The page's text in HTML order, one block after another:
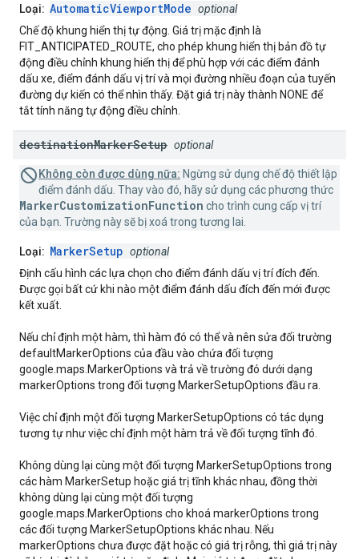
Loại: AutomaticViewportMode optional
Chế độ khung hiển thị tự động. Giá trị mặc định là
FIT_ANTICIPATED_ROUTE, cho phép khung hiển thị bản đồ tự
động điều chỉnh khung hiển thị để phù hợp với các điểm đánh
dấu xe, điểm đánh dấu vị trí và mọi đường nhiều đoạn của tuyến
đường dự kiến có thể nhìn thấy. Đặt giá trị này thành NONE để
tắt tính năng tự động điều chỉnh.
destinationMarkerSetup optional
Không còn được dùng nữa: Ngừng sử dụng chế độ thiết lập
điểm đánh dấu. Thay vào đó, hãy sử dụng các phương thức
MarkerCustomizationFunction cho trình cung cấp vị trí
của bạn. Trường này sẽ bị xoá trong tương lai.
Loại: MarkerSetup optional
Định cấu hình các lựa chọn cho điểm đánh dấu vị trí đích đến.
Được gọi bất cứ khi nào một điểm đánh dấu đích đến mới được
kết xuất.
Nếu chỉ định một hàm, thì hàm đó có thể và nên sửa đổi trường
defaultMarkerOptions của đầu vào chứa đối tượng
google.maps.MarkerOptions và trả về trường đó dưới dạng
markerOptions trong đối tượng MarkerSetupOptions đầu ra.
Việc chỉ định một đối tượng MarkerSetupOptions có tác dụng
tương tự như việc chỉ định một hàm trả về đối tượng tĩnh đó.
Không dùng lại cùng một đối tượng MarkerSetupOptions trong
các hàm MarkerSetup hoặc giá trị tĩnh khác nhau, đồng thời
không dùng lại cùng một đối tượng
google.maps.MarkerOptions cho khoá markerOptions trong
các đối tượng MarkerSetupOptions khác nhau. Nếu
markerOptions chưa được đặt hoặc có giá trị rỗng, thì giá trị này